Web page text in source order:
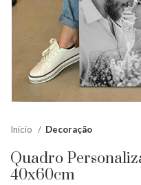
Início Decoração
Quadro
40x60cm